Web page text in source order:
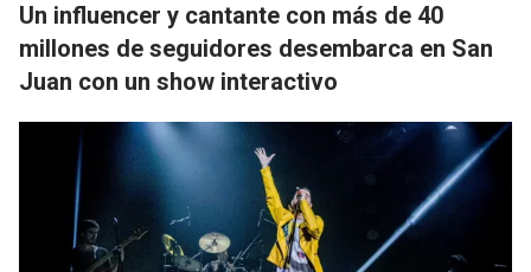
Un influencer y cantante con más de 40
millones de seguidores desembarca en San
Juan con un show interactivo